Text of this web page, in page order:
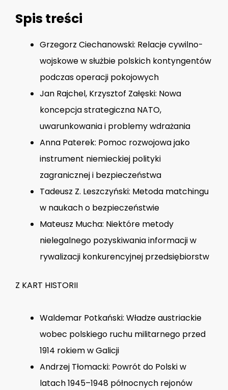
Spis treści
Grzegorz Ciechanowski: Relacje cywilno-
wojskowe w służbie polskich kontyngentów
podczas operacji pokojowych
Jan Rajchel, Krzysztof Załęski: Nowa
koncepcja strategiczna NATO,
uwarunkowania i problemy wdrażania
Anna Paterek: Pomoc rozwojowa jako
instrument niemieckiej polityki
zagranicznej i bezpieczeństwa
Tadeusz Z. Leszczyński: Metoda matchingu
w naukach o bezpieczeństwie
Mateusz Mucha: Niektóre metody
nielegalnego pozyskiwania informacji w
rywalizacji konkurencyjnej przedsiębiorstw
Z KART HISTORII
Waldemar Potkański: Władze austriackie
wobec polskiego ruchu militarnego przed
1914 rokiem w Galicji
Andrzej Tłomacki: Powrót do Polski w
latach 1945–1948 północnych rejonów